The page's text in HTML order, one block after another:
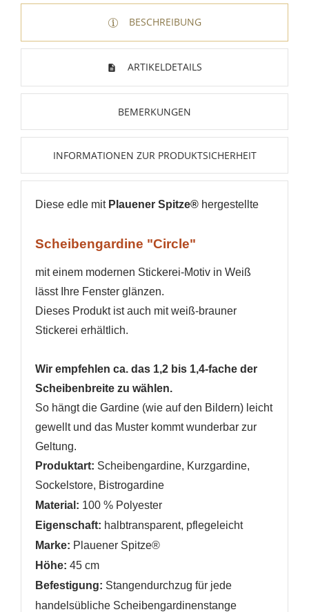
BESCHREIBUNG
ARTIKELDETAILS
BEMERKUNGEN
INFORMATIONEN ZUR PRODUKTSICHERHEIT
Diese edle mit Plauener Spitze® hergestellte
Scheibengardine "Circle"
mit einem modernen Stickerei-Motiv in Weiß
lässt Ihre Fenster glänzen.
Dieses Produkt ist auch mitweiß-brauner
Stickerei erhältlich.
Wir empfehlen ca. das 1,2 bis 1,4-fache der
Scheibenbreite zu wählen.
So hängt die Gardine (wie auf den Bildern) leicht
gewellt und das Muster kommt wunderbar zur
Geltung.
Produktart: Scheibengardine, Kurzgardine,
Sockelstore, Bistrogardine
Material: 100 % Polyester
Eigenschaft: halbtransparent, pflegeleicht
Marke: Plauener Spitze®
Höhe: 45 cm
Befestigung: Stangendurchzug für jede
handelsübliche Scheibengardinenstange
AUF MEINE WUNSCHLISTE
add_circle_outline Neue Liste anlegen
WUNSCHLISTE ERSTELLEN
ANMELDEN
Sie müssen angemeldet sein, um Artikel Ihrer